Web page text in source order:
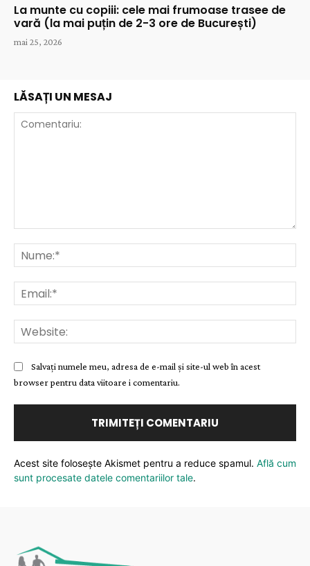
La munte cu copiii: cele mai frumoase trasee de
vară (la mai puțin de 2-3 ore de București)
mai 25, 2026
LĂSAȚI UN MESAJ
Salvați numele meu, adresa de e-mail și site-ul web în acest
browser pentru data viitoare i comentariu.
Acest site folosește Akismet pentru a reduce spamul. Află cum
sunt procesate datele comentariilor tale.